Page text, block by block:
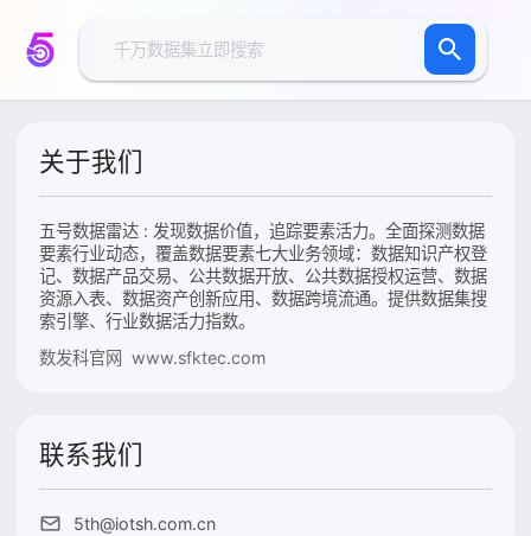
关于我们
五号数据雷达 : 发现数据价值，追踪要素活力。全面探测数据
要素行业动态，覆盖数据要素七大业务领域：数据知识产权登
记、数据产品交易、公共数据开放、公共数据授权运营、数据
资源入表、数据资产创新应用、数据跨境流通。提供数据集搜
索引擎、行业数据活力指数。
数发科官网 www.sfktec.com
联系我们
5th@iotsh.com.cn